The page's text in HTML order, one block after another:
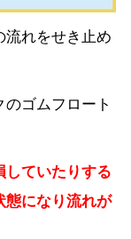
流れをせき止め
ゴムフロート
していたりする
態になり流れが